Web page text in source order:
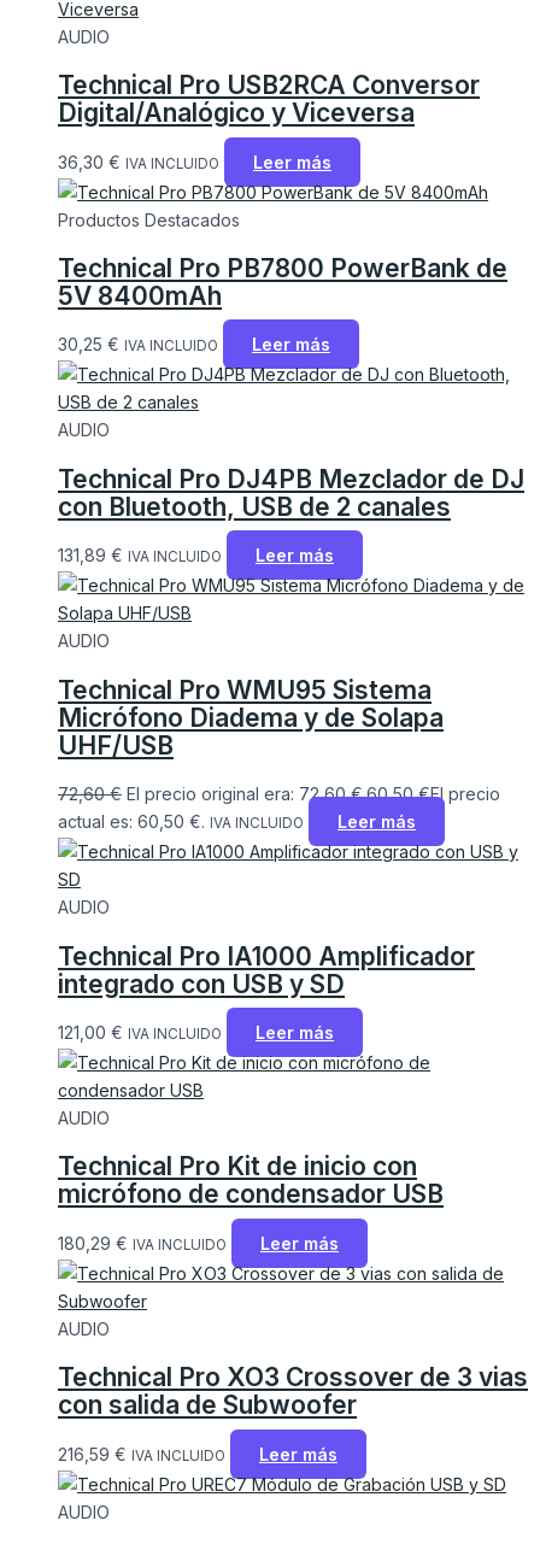
AUDIO
Technical Pro USB2RCA Conversor
Digital/Analógico y Viceversa
36,30 € IVA INCLUIDO Leer más
Productos Destacados
Technical Pro PB7800 PowerBank de
5V 8400mAh
30,25 € IVA INCLUIDO Leer más
AUDIO
Technical Pro DJ4PB Mezclador de DJ
con Bluetooth, USB de 2 canales
131,89 € IVA INCLUIDO Leer más
AUDIO
Technical Pro WMU95 Sistema
Micrófono Diadema y de Solapa
UHF/USB
72,60€ El precio original era: 72,60 €.60,50€El precio
actual es: 60,50 €. IVA INCLUIDO Leer más
AUDIO
Technical Pro IA1000 Amplificador
integrado con USB y SD
121,00 € IVA INCLUIDO Leer más
AUDIO
Technical Pro Kit de inicio con
micrófono de condensador USB
180,29 € IVA INCLUIDO Leer más
AUDIO
Technical Pro XO3 Crossover de 3 vias
con salida de Subwoofer
216,59 € IVA INCLUIDO Leer más
AUDIO